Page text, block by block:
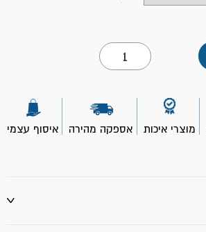
כמות
של
מוט/
חילוץ-
TOOLMAK
מוצרי איכות אספקה מהירה איסוף עצמי